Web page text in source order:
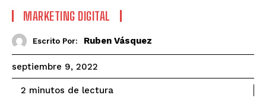
MARKETING DIGITAL
Escrito Por: Ruben Vásquez
septiembre 9, 2022
2 minutos de lectura